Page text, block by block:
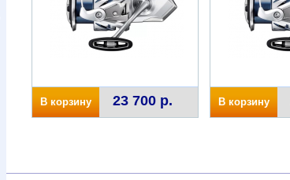
В корзину 23 700 р. В корзину